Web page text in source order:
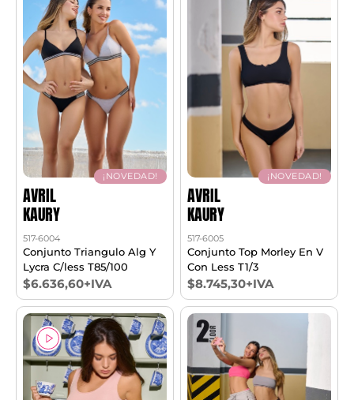
¡NOVEDAD!
AVRIL
KAURY
517-6004
Conjunto Triangulo Alg Y
Lycra C/less T85/100
$6.636,60+IVA
¡NOVEDAD!
AVRIL
KAURY
517-6005
Conjunto Top Morley En V
Con Less T1/3
$8.745,30+IVA